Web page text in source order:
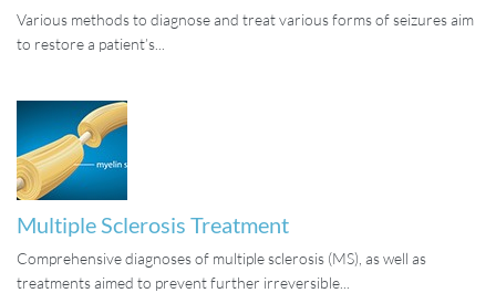
Various methods to diagnose and treat various forms of seizures aim
to restore a patient’s...
Multiple Sclerosis Treatment
Comprehensive diagnoses of multiple sclerosis (MS), as well as
treatments aimed to prevent further irreversible...